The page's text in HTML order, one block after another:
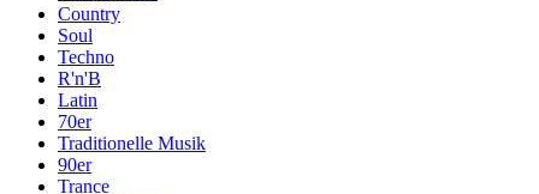
Country
Soul
Techno
R'n'B
Latin
70er
Traditionelle Musik
90er
Trance